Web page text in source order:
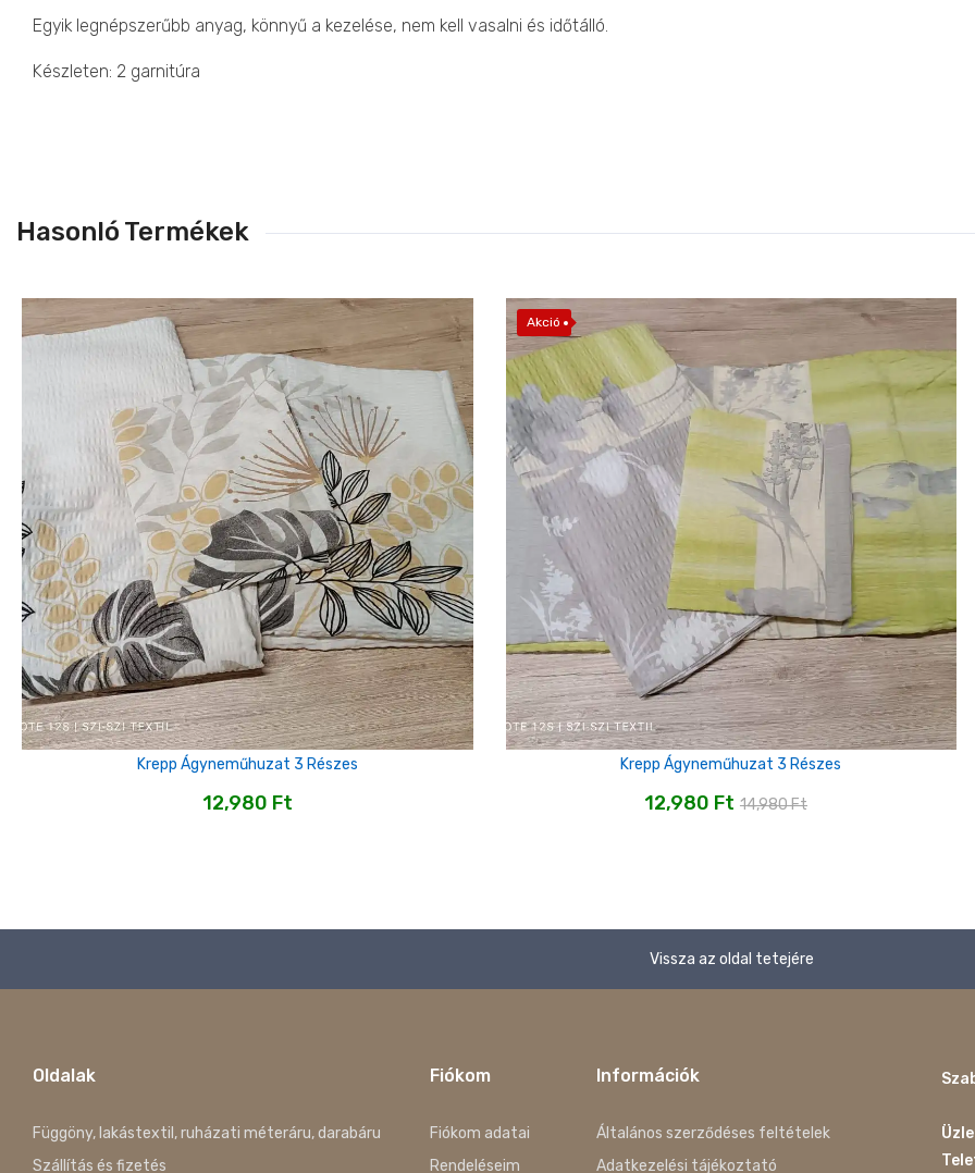
Egyik legnépszerűbb anyag, könnyű a kezelése, nem kell vasalni és időtálló.
Készleten: 2 garnitúra
Hasonló Termékek
Krepp Ágyneműhuzat 3 Részes
12,980 Ft
Akció
Krepp Ágyneműhuzat 3 Részes
14,980Ft
12,980 Ft
Vissza az oldal tetejére
Oldalak
Függöny, lakástextil, ruházati méteráru, darabáru
Szállítás és fizetés
Fiókom
Fiókom adatai
Rendeléseim
Információk
Általános szerződéses feltételek
Adatkezelési tájékoztató